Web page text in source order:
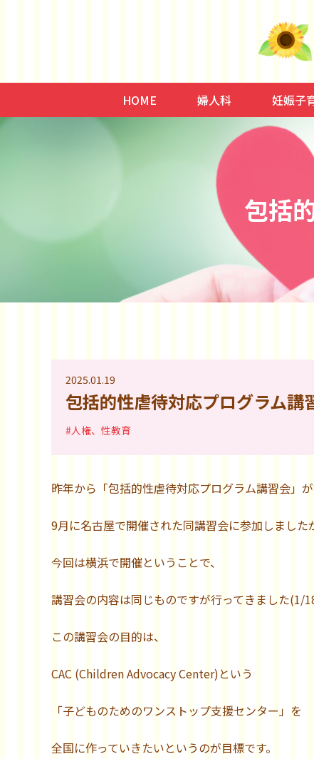
HOME 婦人科
子宮内膜症/腺筋症、
低用量ピル、月経
ミレーナ
更年期、HRT、イソフ
骨粗鬆症
頻尿、尿失禁、子宮脱
妊娠子
妊娠、
子育て
包括
2025.01.19
包括的性虐待対応プログラム講
#人権、性教育
昨年から「包括的性虐待対応プログラム講習会」が
9月に名古屋で開催された同講習会に参加しました
今回は横浜で開催ということで、
講習会の内容は同じものですが行ってきました(1/
この講習会の目的は、
CAC (Children Advocacy Center)という
「子どものためのワンストップ支援センター」を
全国に作っていきたいというのが目標です。